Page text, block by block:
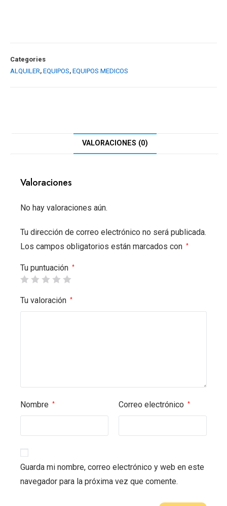
Categories
ALQUILER, EQUIPOS, EQUIPOS MEDICOS
VALORACIONES (0)
Valoraciones
No hay valoraciones aún.
Tu dirección de correo electrónico no será publicada.
Los campos obligatorios están marcados con
*
Tu puntuación *
Tu valoración *
Nombre * Correo electrónico *
Guarda mi nombre, correo electrónico y web en este
navegador para la próxima vez que comente.